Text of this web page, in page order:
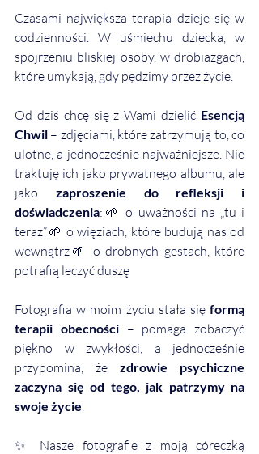
Czasami największa terapia dzieje się w
codzienności. W uśmiechu dziecka, w
spojrzeniu bliskiej osoby, w drobiazgach,
które umykają, gdy pędzimy przez życie.
Od dziś chcę się z Wami dzielić Esencją
Chwil – zdjęciami, które zatrzymują to, co
ulotne, a jednocześnie najważniejsze. Nie
traktuję ich jako prywatnego albumu, ale
jako zaproszenie do refleksji i
doświadczenia:🌱 o uważności na „tu i
teraz”🌱 o więziach, które budują nas od
wewnątrz🌱 o drobnych gestach, które
potrafią leczyć duszę
Fotografia w moim życiu stała się formą
terapii obecności – pomaga zobaczyć
piękno w zwykłości, a jednocześnie
przypomina, że zdrowie psychiczne
zaczyna się od tego, jak patrzymy na
swoje życie.
✨ Nasze fotografie z moją córeczką